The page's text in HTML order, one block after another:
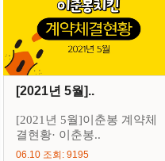
[2021년 5월]..
[2021년 5월]이춘봉 계약체
결현황· 이춘봉..
06.10 조회: 9195